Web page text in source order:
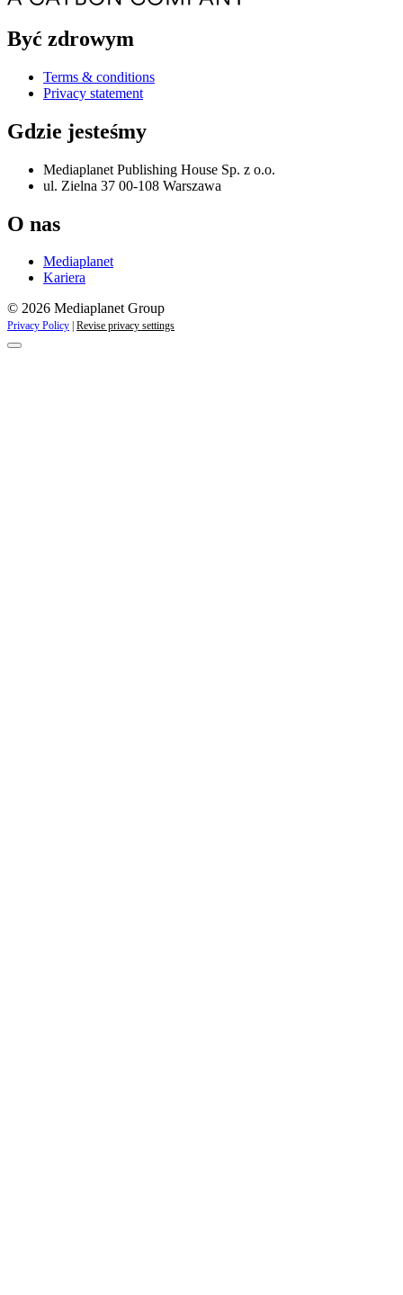
Być zdrowym
Terms & conditions
Privacy statement
Gdzie jesteśmy
Mediaplanet Publishing House Sp. z o.o.
ul. Zielna 37 00-108 Warszawa
O nas
Mediaplanet
Kariera
© 2026 Mediaplanet Group
Privacy Policy Revise privacy settings